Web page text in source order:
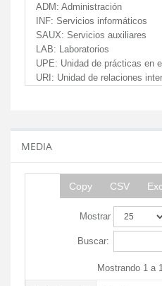
ADM: Administración
INF: Servicios informáticos
SAUX: Servicios auxiliares
LAB: Laboratorios
UPE: Unidad de prácticas en
URI: Unidad de relaciones
MEDIA
Copy CSV
Mostrar
Buscar:
Mostrando 1 a